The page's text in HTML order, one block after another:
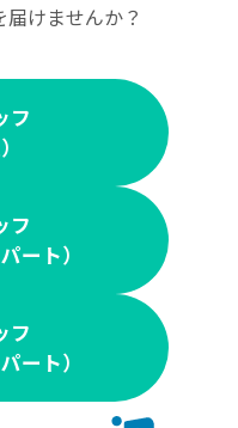
けませんか？
フ
フ
ート）
フ
ート）